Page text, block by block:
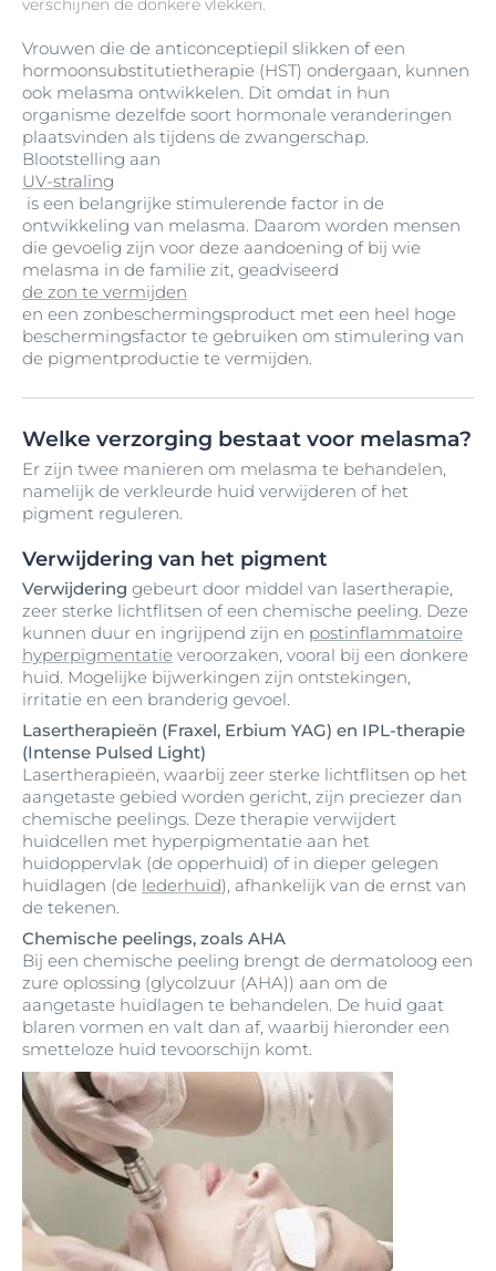
verschijnen de donkere vlekken.
Vrouwen die de anticonceptiepil slikken of een
hormoonsubstitutietherapie (HST) ondergaan, kunnen
ook melasma ontwikkelen. Dit omdat in hun
organisme dezelfde soort hormonale veranderingen
plaatsvinden als tijdens de zwangerschap.
Blootstelling aan
UV-straling
is een belangrijke stimulerende factor in de
ontwikkeling van melasma. Daarom worden mensen
die gevoelig zijn voor deze aandoening of bij wie
melasma in de familie zit, geadviseerd
de zon te vermijden
en een zonbeschermingsproduct met een heel hoge
beschermingsfactor te gebruiken om stimulering van
de pigmentproductie te vermijden.
Welke verzorging bestaat voor melasma?
Er zijn twee manieren om melasma te behandelen,
namelijk de verkleurde huid verwijderen of het
pigment reguleren.
Verwijdering van het pigment
Verwijdering gebeurt door middel van lasertherapie,
zeer sterke lichtflitsen of een chemische peeling. Deze
kunnen duur en ingrijpend zijn en postinflammatoire
hyperpigmentatie veroorzaken, vooral bij een donkere
huid. Mogelijke bijwerkingen zijn ontstekingen,
irritatie en een branderig gevoel.
Lasertherapieën (Fraxel, Erbium YAG) en IPL-therapie
(Intense Pulsed Light)
Lasertherapieën, waarbij zeer sterke lichtflitsen op het
aangetaste gebied worden gericht, zijn preciezer dan
chemische peelings. Deze therapie verwijdert
huidcellen met hyperpigmentatie aan het
huidoppervlak (de opperhuid) of in dieper gelegen
huidlagen (de lederhuid), afhankelijk van de ernst van
de tekenen.
Chemische peelings, zoals AHA
Bij een chemische peeling brengt de dermatoloog een
zure oplossing (glycolzuur (AHA)) aan om de
aangetaste huidlagen te behandelen. De huid gaat
blaren vormen en valt dan af, waarbij hieronder een
smetteloze huid tevoorschijn komt.